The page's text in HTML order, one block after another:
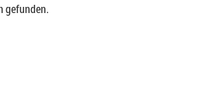
gefunden.